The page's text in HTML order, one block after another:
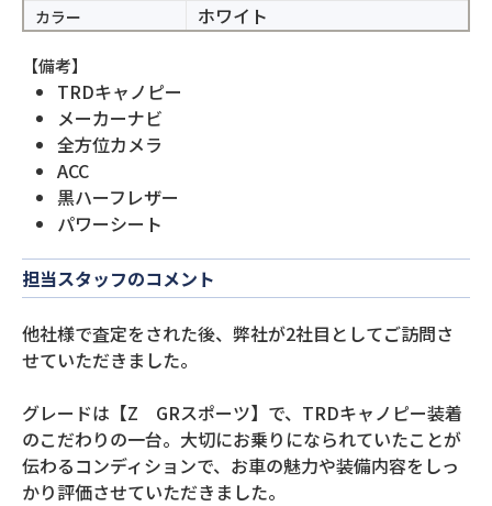
カラー ホワイト
【備考】
TRDキャノピー
メーカーナビ
全方位カメラ
ACC
黒ハーフレザー
パワーシート
担当スタッフのコメント
他社様で査定をされた後、弊社が2社目としてご訪問さ
せていただきました。
グレードは【Z GRスポーツ】で、TRDキャノピー装着
のこだわりの一台。大切にお乗りになられていたことが
伝わるコンディションで、お車の魅力や装備内容をしっ
かり評価させていただきました。